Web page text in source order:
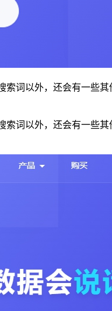
索词以外，还会有一些
索词以外，还会有一些